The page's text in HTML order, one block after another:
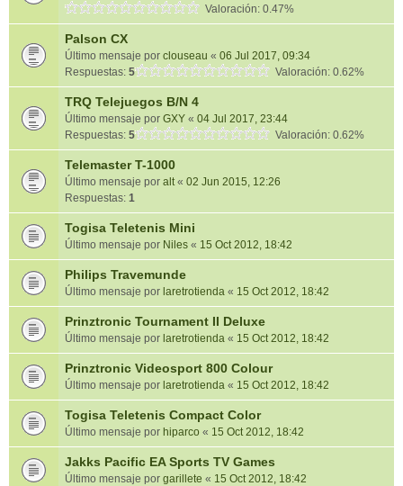
Valoración: 0.47%
Palson CX
Último mensaje por clouseau « 06 Jul 2017, 09:34
Respuestas: 5 Valoración: 0.62%
TRQ Telejuegos B/N 4
Último mensaje por GXY « 04 Jul 2017, 23:44
Respuestas: 5 Valoración: 0.62%
Telemaster T-1000
Último mensaje por alt« 02 Jun 2015, 12:26
Respuestas: 1
Togisa Teletenis Mini
Último mensaje por Niles « 15 Oct 2012, 18:42
Philips Travemunde
Último mensaje por laretrotienda « 15 Oct 2012, 18:42
Prinztronic Tournament II Deluxe
Último mensaje por laretrotienda « 15 Oct 2012, 18:42
Prinztronic Videosport 800 Colour
Último mensaje por laretrotienda « 15 Oct 2012, 18:42
Togisa Teletenis Compact Color
Último mensaje por hiparco « 15 Oct 2012, 18:42
Jakks Pacific EA Sports TV Games
Último mensaje por garillete « 15 Oct 2012, 18:42